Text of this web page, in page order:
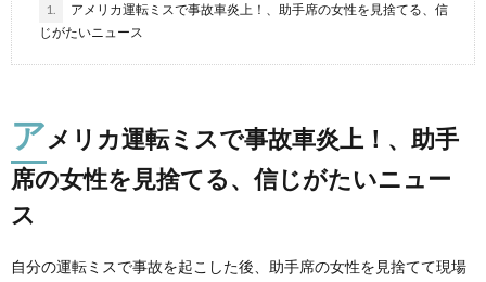
1.
アメリカ運転ミスで事故車炎上！、助手席の女性を見捨てる、信
じがたいニュース
アメリカ運転ミスで事故車炎上！、助手
席の女性を見捨てる、信じがたいニュー
ス
自分の運転ミスで事故を起こした後、助手席の女性を見捨てて現場